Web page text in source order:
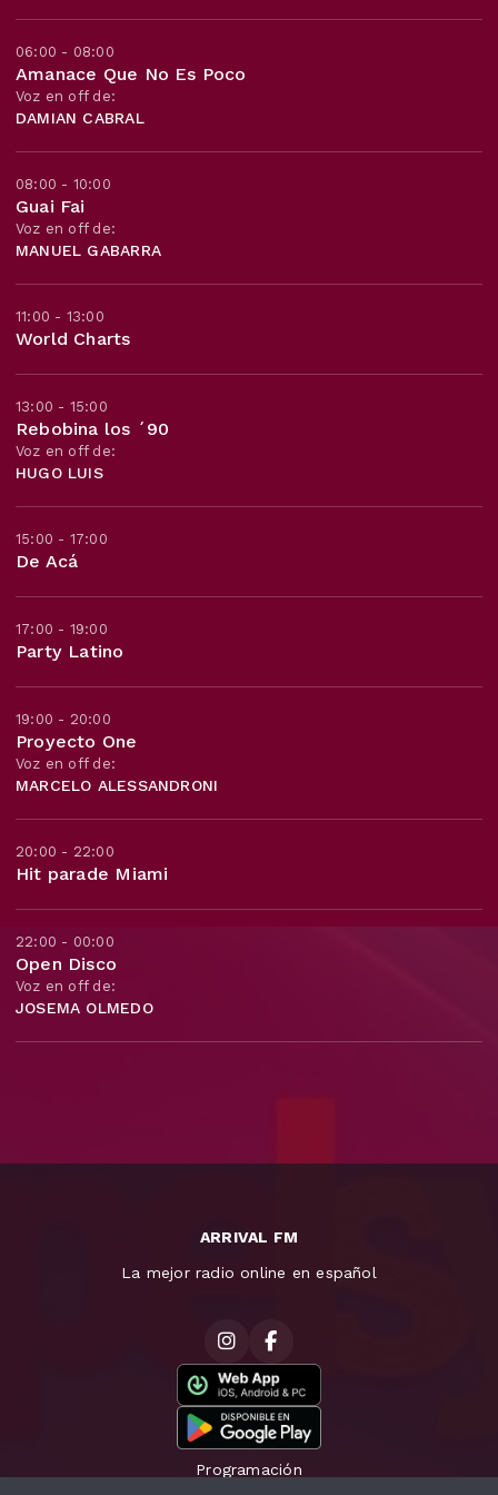
06:00 - 08:00
Amanace Que No Es Poco
Voz en off de:
DAMIAN CABRAL
08:00 - 10:00
Guai Fai
Voz en off de:
MANUEL GABARRA
11:00 - 13:00
World Charts
13:00 - 15:00
Rebobina los ´90
Voz en off de:
HUGO LUIS
15:00 - 17:00
De Acá
17:00 - 19:00
Party Latino
19:00 - 20:00
Proyecto One
Voz en off de:
MARCELO ALESSANDRONI
20:00 - 22:00
Hit parade Miami
22:00 - 00:00
Open Disco
Voz en off de:
JOSEMA OLMEDO
ARRIVAL FM
La mejor radio online en español
Programación